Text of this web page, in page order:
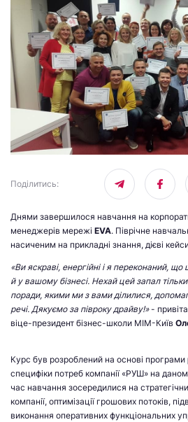
Поділитись:
Днями завершилося навчання на
менеджерів мережі EVA. Піврічне
насиченим на прикладні знання, дієві
«Ви яскраві, енергійні і я переконаний,
й у вашому бізнесі. Нехай цей запал
поради, якими ми з вами ділилися,
речі. Дякуємо за півроку драйву!»-
віце-президент бізнес-школи МІМ-Київ
Курс був розроблений на основі програми
специфіки потреб компанії «РУШ» на
час навчання зосередилися на
компанії, оптимізації грошових потоків,
виконання оперативних функціональних